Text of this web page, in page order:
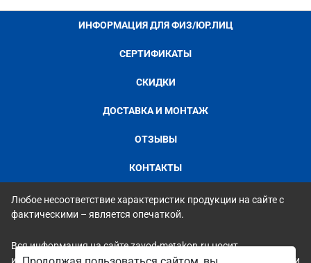
ИНФОРМАЦИЯ ДЛЯ ФИЗ/ЮР.ЛИЦ
СЕРТИФИКАТЫ
СКИДКИ
ДОСТАВКА И МОНТАЖ
ОТЗЫВЫ
КОНТАКТЫ
Любое несоответствие характеристик продукции на сайте с
фактическими – является опечаткой.
Вся информация на сайте zavod-metakon.ru носит
исключительно ознакомительный и справочный характер и ни